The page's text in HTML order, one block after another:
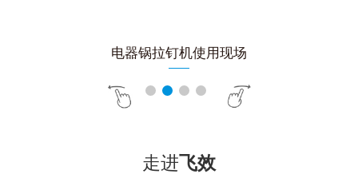
电器锅拉钉机使用现场
走进飞效